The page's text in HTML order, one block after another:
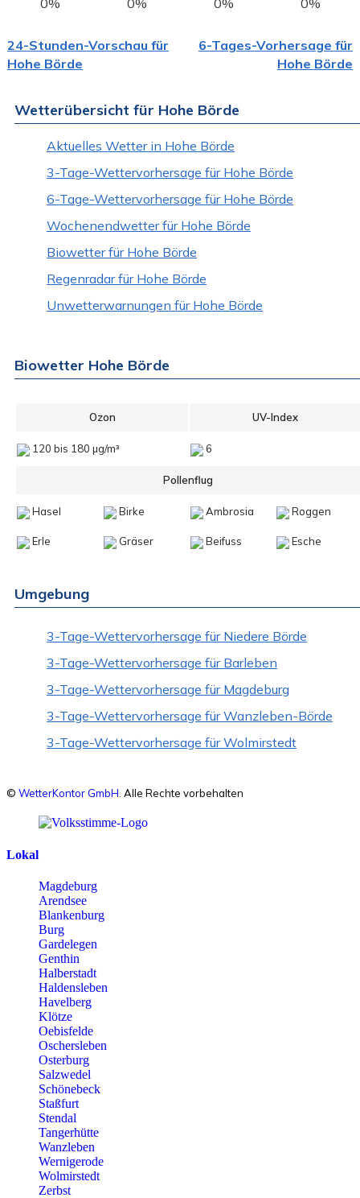
0% 0% 0% 0%
24-Stunden-Vorschau für
Hohe Börde
6-Tages-Vorhersage für
Hohe Börde
Wetterübersicht für Hohe Börde
Aktuelles Wetter in Hohe Börde
3-Tage-Wettervorhersage für Hohe Börde
6-Tage-Wettervorhersage für Hohe Börde
Wochenendwetter für Hohe Börde
Biowetter für Hohe Börde
Regenradar für Hohe Börde
Unwetterwarnungen für Hohe Börde
Biowetter Hohe Börde
Ozon UV-Index
120 bis 180 µg/m³ 6
Pollenflug
Hasel Birke Ambrosia Roggen
Erle Gräser Beifuss Esche
Umgebung
3-Tage-Wettervorhersage für Niedere Börde
3-Tage-Wettervorhersage für Barleben
3-Tage-Wettervorhersage für Magdeburg
3-Tage-Wettervorhersage für Wanzleben-Börde
3-Tage-Wettervorhersage für Wolmirstedt
© WetterKontor GmbH. Alle Rechte vorbehalten
Lokal
Magdeburg
Arendsee
Blankenburg
Burg
Gardelegen
Genthin
Halberstadt
Haldensleben
Havelberg
Klötze
Oebisfelde
Oschersleben
Osterburg
Salzwedel
Schönebeck
Staßfurt
Stendal
Tangerhütte
Wanzleben
Wernigerode
Wolmirstedt
Zerbst